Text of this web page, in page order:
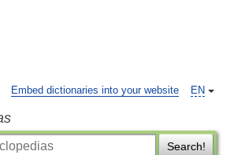
EN
Embed dictionaries into your website
Search!